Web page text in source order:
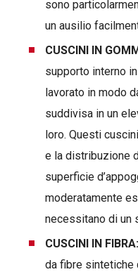
sono
un ausilio
CUSCINI IN
supporto interno
lavorato in modo
suddivisa in un
loro. Questi
e la distribuzione
superficie
moderatamente
necessitano di un
CUSCINI IN FIBRA:
da fibre sintetiche